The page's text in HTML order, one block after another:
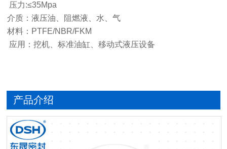
压力:≤35Mpa
介质：液压油、阻燃液、水、气
材料：PTFE/NBR/FKM
应用：挖机、标准油缸、移动式液压设备
产品介绍